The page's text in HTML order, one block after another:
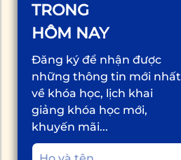
TRONG
HÔM NAY
Đăng ký để nhận được
những thông tin mới nhất
về khóa học, lịch khai
giảng khóa học mới,
khuyến mãi...